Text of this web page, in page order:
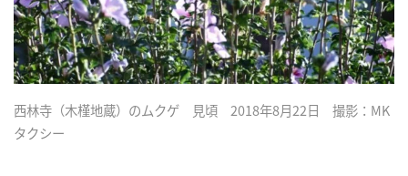
西林寺（木槿地蔵）のムクゲ 見頃 2018年8月22日 撮影：MK
タクシー